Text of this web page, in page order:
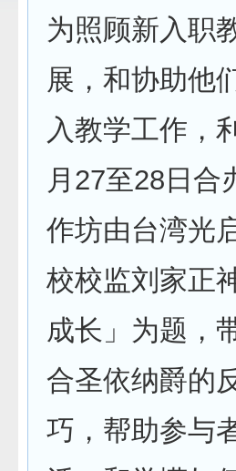
为照顾新入职
展，和协助他
入教学工作，
月27至28日合
作坊由台湾光
校校监刘家正
成长」为题，
合圣依纳爵的
巧，帮助参与